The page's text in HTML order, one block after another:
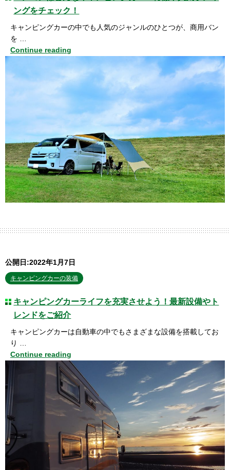
ングをチェック！
キャンピングカーの中でも人気のジャンルのひとつが、商用バン
を …
Continue reading
公開日:2022年1月7日
キャンピングカーの装備
キャンピングカーライフを充実させよう！最新設備やト
レンドをご紹介
キャンピングカーは自動車の中でもさまざまな設備を搭載してお
り …
Continue reading